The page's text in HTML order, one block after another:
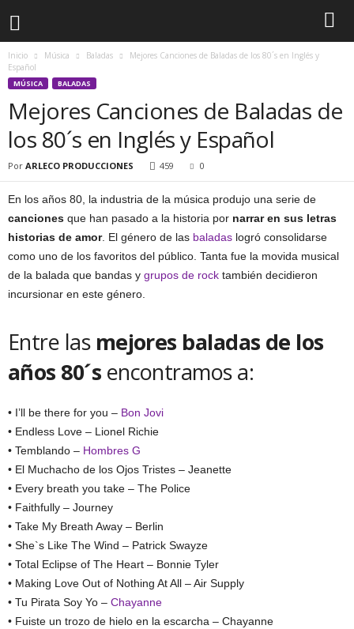
Inicio Música Baladas
Mejores Canciones de Baladas de los 80´s en Inglés y
Español
MÚSICA BALADAS
Mejores Canciones de Baladas de
los 80´s en Inglés y Español
Por ARLECO PRODUCCIONES 459 0
En los años 80, la industria de la música produjo una serie de
canciones que han pasado a la historia por narrar en sus letras
historias de amor. El género de las baladas logró consolidarse
como uno de los favoritos del público. Tanta fue la movida musical
de la balada que bandas y grupos de rock también decidieron
incursionar en este género.
Entre las mejores baladas de los
años 80´s encontramos a:
• I’ll be there for you – Bon Jovi
• Endless Love – Lionel Richie
• Temblando – Hombres G
• El Muchacho de los Ojos Tristes – Jeanette
• Every breath you take – The Police
• Faithfully – Journey
• Take My Breath Away – Berlin
• She`s Like The Wind – Patrick Swayze
• Total Eclipse of The Heart – Bonnie Tyler
• Making Love Out of Nothing At All – Air Supply
• Tu Pirata Soy Yo – Chayanne
• Fuiste un trozo de hielo en la escarcha – Chayanne